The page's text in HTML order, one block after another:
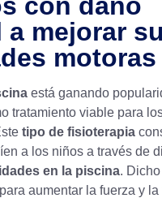
a mejorar
motoras
está ganando
tratamiento viable para
tipo de fisioterapia
a los niños a través de
en la piscina.
aumentar la fuerza y